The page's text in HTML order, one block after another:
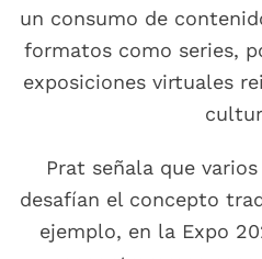
un consumo de
formatos como series,
exposiciones virtuales
Prat señala que
desafían el concepto
ejemplo, en la Expo